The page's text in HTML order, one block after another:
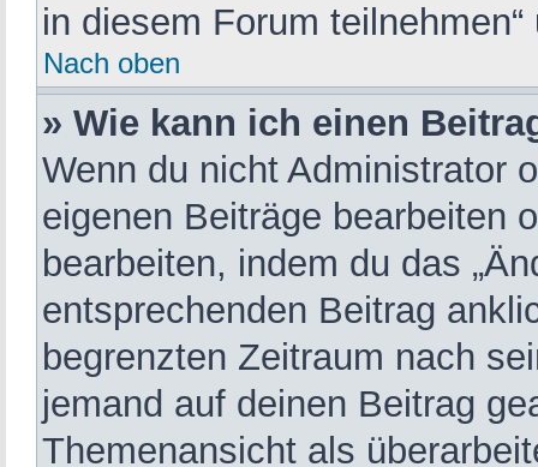
in diesem Forum teilnehmen“
Nach oben
» Wie kann ich einen
Wenn du nicht Administrator
eigenen Beiträge bearbeiten
bearbeiten, indem du das
entsprechenden Beitrag
begrenzten Zeitraum nach
jemand auf deinen Beitrag
Themenansicht als